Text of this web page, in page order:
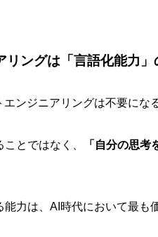
リングは「言語化能力
ンジニアリングは不要にな
とではなく、 「自分の思
力は、AI時代において最も